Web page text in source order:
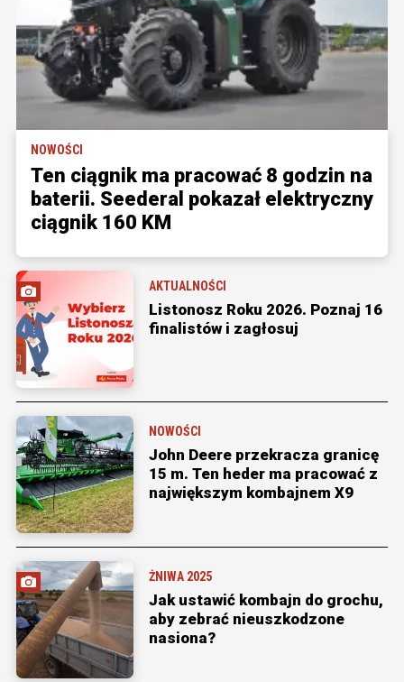
NOWOŚCI
Ten ciągnik ma pracować 8 godzin na
baterii. Seederal pokazał elektryczny
ciągnik 160 KM
AKTUALNOŚCI
Listonosz Roku 2026. Poznaj 16
finalistów i zagłosuj
NOWOŚCI
John Deere przekracza granicę
15 m. Ten heder ma pracować z
największym kombajnem X9
ŻNIWA 2025
Jak ustawić kombajn do grochu,
aby zebrać nieuszkodzone
nasiona?